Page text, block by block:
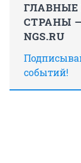
ГЛАВНЫЕ
СТРАНЫ
NGS.RU
событий!